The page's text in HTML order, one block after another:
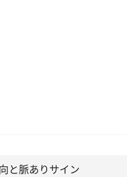
と脈ありサイン